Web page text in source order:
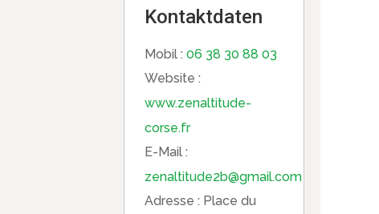
Kontaktdaten
Mobil :06 38 30 88 03
Website :
www.zenaltitude-
corse.fr
E-Mail :
zenaltitude2b@gmail.com
Adresse : Place du